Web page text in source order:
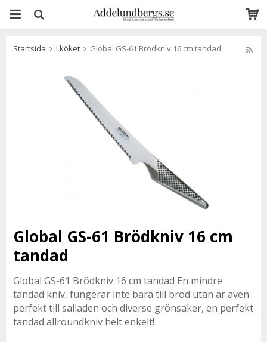
Startsida I köket Global GS-61 Brödkniv 16 cm tandad
Global GS-61 Brödkniv 16 cm
tandad
Global GS-61 Brödkniv 16 cm tandad En mindre
tandad kniv, fungerar inte bara till bröd utan är även
perfekt till salladen och diverse grönsaker, en perfekt
tandad allroundkniv helt enkelt!